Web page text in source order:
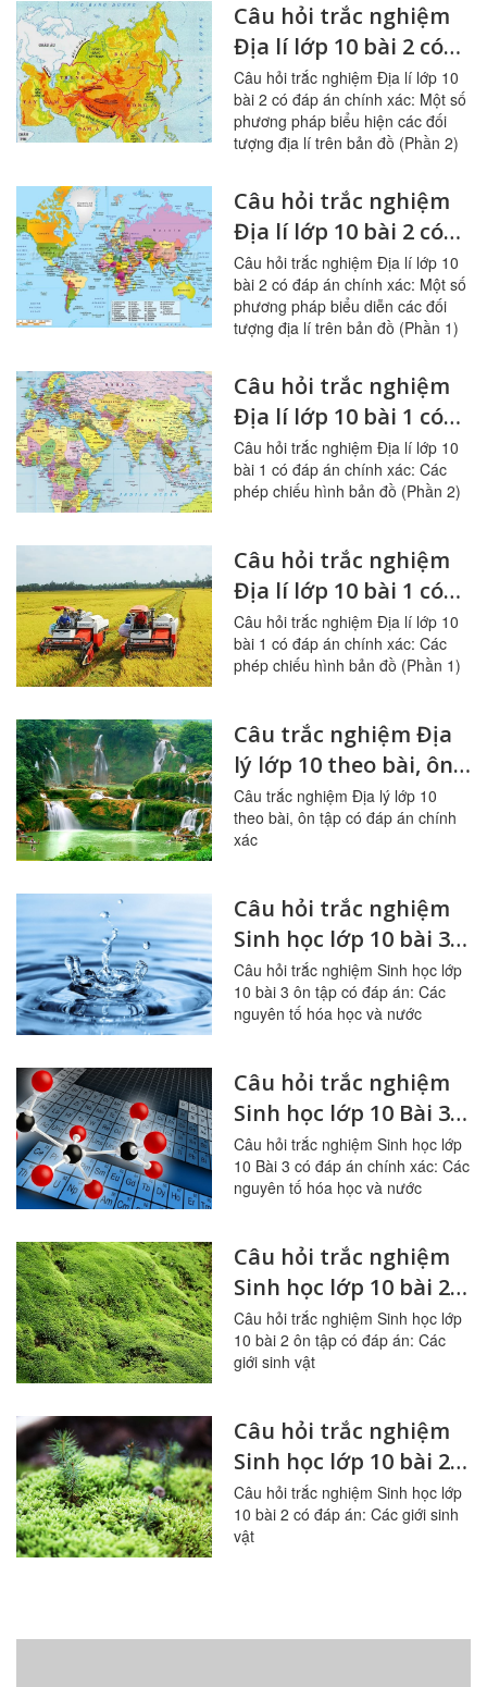
Câu hỏi trắc nghiệm
Địa lí lớp 10 bài 2 có
đáp án: Một số
phương pháp biểu
hiện các đối tượng
(Phần 2)
Câu hỏi trắc nghiệm Địa lí lớp 10
bài 2 có đáp án chính xác: Một số
phương pháp biểu hiện các đối
tượng địa lí trên bản đồ (Phần 2)
Câu hỏi trắc nghiệm
Địa lí lớp 10 bài 2 có
đáp án: Một số
phương pháp biểu
diễn các đối tượng
(Phần 1)
Câu hỏi trắc nghiệm Địa lí lớp 10
bài 2 có đáp án chính xác: Một số
phương pháp biểu diễn các đối
tượng địa lí trên bản đồ (Phần 1)
Câu hỏi trắc nghiệm
Địa lí lớp 10 bài 1 có
đáp án: Các phép
chiếu hình bản đồ
(Phần 2)
Câu hỏi trắc nghiệm Địa lí lớp 10
bài 1 có đáp án chính xác: Các
phép chiếu hình bản đồ (Phần 2)
Câu hỏi trắc nghiệm
Địa lí lớp 10 bài 1 có
đáp án: Các phép
chiếu hình bản đồ
(Phần 1)
Câu hỏi trắc nghiệm Địa lí lớp 10
bài 1 có đáp án chính xác: Các
phép chiếu hình bản đồ (Phần 1)
Câu trắc nghiệm Địa
lý lớp 10 theo bài, ôn
tập có đáp án
Câu trắc nghiệm Địa lý lớp 10
theo bài, ôn tập có đáp án chính
xác
Câu hỏi trắc nghiệm
Sinh học lớp 10 bài 3
ôn tập: Các nguyên tố
hóa học và nước
Câu hỏi trắc nghiệm Sinh học lớp
10 bài 3 ôn tập có đáp án: Các
nguyên tố hóa học và nước
Câu hỏi trắc nghiệm
Sinh học lớp 10 Bài 3
có đáp án: Các nguyên
tố hóa học và nước
Câu hỏi trắc nghiệm Sinh học lớp
10 Bài 3 có đáp án chính xác: Các
nguyên tố hóa học và nước
Câu hỏi trắc nghiệm
Sinh học lớp 10 bài 2
ôn tập: Các giới sinh
vật
Câu hỏi trắc nghiệm Sinh học lớp
10 bài 2 ôn tập có đáp án: Các
giới sinh vật
Câu hỏi trắc nghiệm
Sinh học lớp 10 bài 2
có đáp án: Các giới
sinh vật
Câu hỏi trắc nghiệm Sinh học lớp
10 bài 2 có đáp án: Các giới sinh
vật